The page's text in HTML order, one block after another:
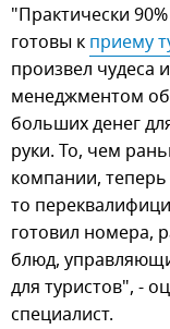
"Практически
готовы к приему
произвел чудеса
менеджментом
больших денег
руки. То, чем
компании,
то
готовил номера,
блюд,
для туристов", -
специалист.